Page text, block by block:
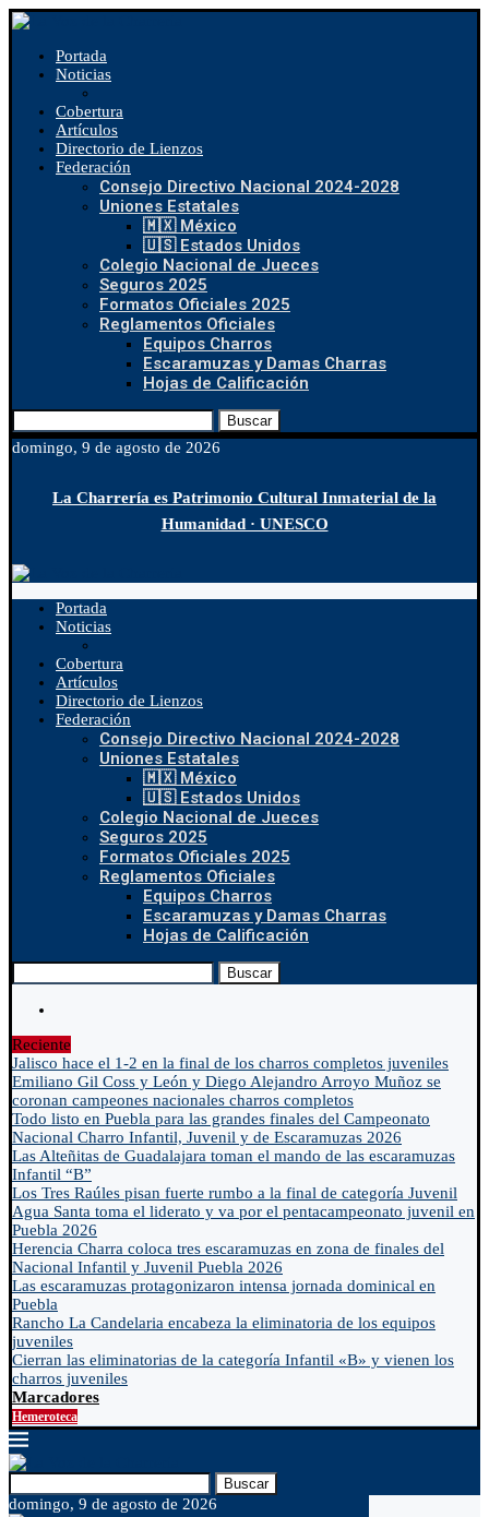
Portada
Noticias
Cobertura
Artículos
Directorio de Lienzos
Federación
Consejo Directivo Nacional 2024-2028
Uniones Estatales
🇲🇽 México
🇺🇸 Estados Unidos
Colegio Nacional de Jueces
Seguros 2025
Formatos Oficiales 2025
Reglamentos Oficiales
Equipos Charros
Escaramuzas y Damas Charras
Hojas de Calificación
Buscar
domingo, 9 de agosto de 2026
La Charrería es Patrimonio Cultural Inmaterial de la
Humanidad · UNESCO
Portada
Noticias
Cobertura
Artículos
Directorio de Lienzos
Federación
Consejo Directivo Nacional 2024-2028
Uniones Estatales
🇲🇽 México
🇺🇸 Estados Unidos
Colegio Nacional de Jueces
Seguros 2025
Formatos Oficiales 2025
Reglamentos Oficiales
Equipos Charros
Escaramuzas y Damas Charras
Hojas de Calificación
Buscar
Reciente
Jalisco hace el 1-2 en la final de los charros completos juveniles
Emiliano Gil Coss y León y Diego Alejandro Arroyo Muñoz se
coronan campeones nacionales charros completos
Todo listo en Puebla para las grandes finales del Campeonato
Nacional Charro Infantil, Juvenil y de Escaramuzas 2026
Las Alteñitas de Guadalajara toman el mando de las escaramuzas
Infantil “B”
Los Tres Raúles pisan fuerte rumbo a la final de categoría Juvenil
Agua Santa toma el liderato y va por el pentacampeonato juvenil en
Puebla 2026
Herencia Charra coloca tres escaramuzas en zona de finales del
Nacional Infantil y Juvenil Puebla 2026
Las escaramuzas protagonizaron intensa jornada dominical en
Puebla
Rancho La Candelaria encabeza la eliminatoria de los equipos
juveniles
Cierran las eliminatorias de la categoría Infantil «B» y vienen los
charros juveniles
Marcadores
Hemeroteca
Buscar
domingo, 9 de agosto de 2026